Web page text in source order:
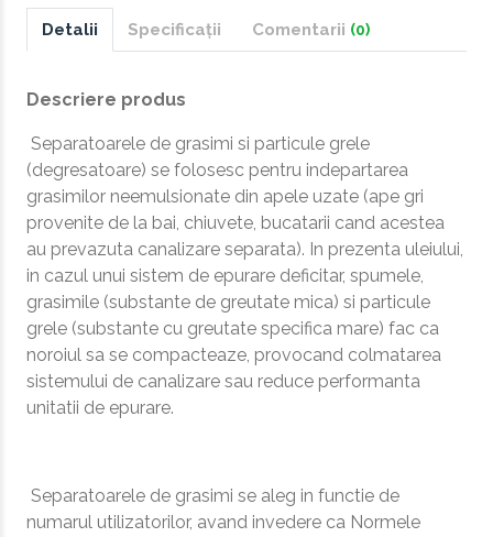
Detalii Specificații Comentarii (0)
Descriere produs
Separatoarele de grasimi si particule grele
(degresatoare) se folosesc pentru indepartarea
grasimilor neemulsionate din apele uzate (ape gri
provenite de la bai, chiuvete, bucatarii cand acestea
au prevazuta canalizare separata). In prezenta uleiului,
in cazul unui sistem de epurare deficitar, spumele,
grasimile (substante de greutate mica) si particule
grele (substante cu greutate specifica mare) fac ca
noroiul sa se compacteaze, provocand colmatarea
sistemului de canalizare sau reduce performanta
unitatii de epurare.
Separatoarele de grasimi se aleg in functie de
numarul utilizatorilor, avand invedere ca Normele